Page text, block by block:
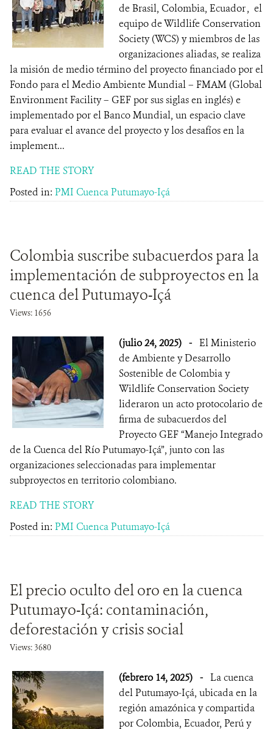
de Brasil, Colombia, Ecuador , el
equipo de Wildlife Conservation
Society (WCS) y miembros de las
organizaciones aliadas, se realiza
la misión de medio término del proyecto financiado por el
Fondo para el Medio Ambiente Mundial – FMAM (Global
Environment Facility – GEF por sus siglas en inglés) e
implementado por el Banco Mundial, un espacio clave
para evaluar el avance del proyecto y los desafíos en la
implement...
READ THE STORY
Posted in: PMI Cuenca Putumayo-Içá
Colombia suscribe subacuerdos para la
implementación de subproyectos en la
cuenca del Putumayo-Içá
Views: 1656
(julio 24, 2025) - El Ministerio
de Ambiente y Desarrollo
Sostenible de Colombia y
Wildlife Conservation Society
lideraron un acto protocolario de
firma de subacuerdos del
Proyecto GEF “Manejo Integrado
de la Cuenca del Río Putumayo-Içá”, junto con las
organizaciones seleccionadas para implementar
subproyectos en territorio colombiano.
READ THE STORY
Posted in: PMI Cuenca Putumayo-Içá
El precio oculto del oro en la cuenca
Putumayo-Içá: contaminación,
deforestación y crisis social
Views: 3680
(febrero 14, 2025) - La cuenca
del Putumayo-Içá, ubicada en la
región amazónica y compartida
por Colombia, Ecuador, Perú y